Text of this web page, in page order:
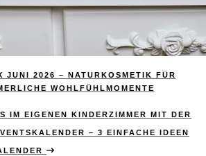
JUNI 2026 – NATURKOSMETIK FÜR
WOHLFÜHLMOMENTE
IM EIGENEN KINDERZIMMER MIT DER H
– 3 EINFACHE IDEEN